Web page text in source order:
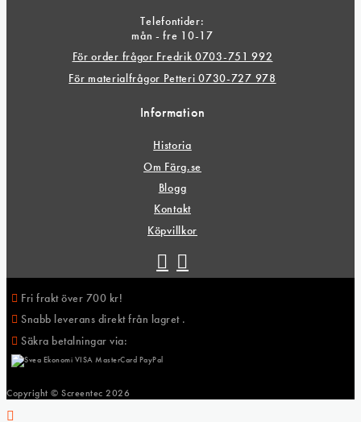
Telefontider:
mån - fre 10-17
För order frågor Fredrik 0703-751 992
För materialfrågor Petteri 0730-727 978
Information
Historia
Om Färg.se
Blogg
Kontakt
Köpvillkor
Fri frakt över 700 kr!
Snabb leverans direkt från lagret .
Säkra betalningar via:
Copyright © Screentec 2026